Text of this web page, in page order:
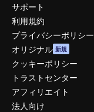
サポート
利用規約
プライバシーポリシー
オリジナル 新規
クッキーポリシー
トラストセンター
アフィリエイト
法人向け